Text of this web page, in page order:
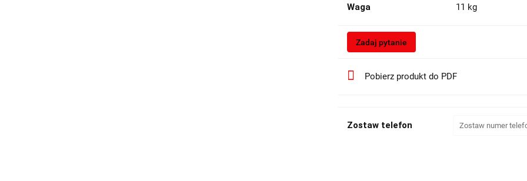
Waga 11 kg
Zadaj pytanie
Pobierz produkt do PDF
Zostaw telefon